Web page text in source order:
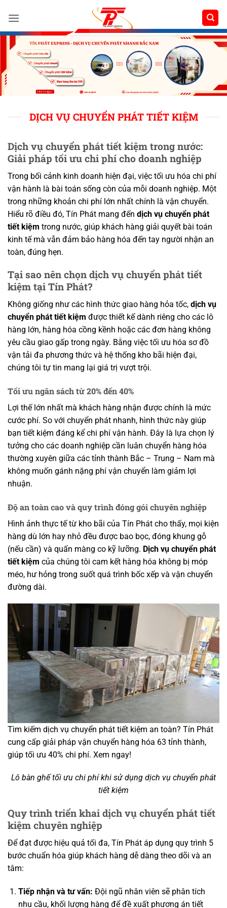
qua
nội
dung
DỊCH VỤ CHUYỂN PHÁT TIẾT KIỆM
Dịch vụ chuyển phát tiết kiệm trong nước:
Giải pháp tối ưu chi phí cho doanh nghiệp
Trong bối cảnh kinh doanh hiện đại, việc tối ưu hóa chi phí
vận hành là bài toán sống còn của mỗi doanh nghiệp. Một
trong những khoản chi phí lớn nhất chính là vận chuyển.
Hiểu rõ điều đó, Tín Phát mang đến dịch vụ chuyển phát
tiết kiệm trong nước, giúp khách hàng giải quyết bài toán
kinh tế mà vẫn đảm bảo hàng hóa đến tay người nhận an
toàn, đúng hẹn.
Tại sao nên chọn dịch vụ chuyển phát tiết
kiệm tại Tín Phát?
Không giống như các hình thức giao hàng hỏa tốc, dịch vụ
chuyển phát tiết kiệm được thiết kế dành riêng cho các lô
hàng lớn, hàng hóa cồng kềnh hoặc các đơn hàng không
yêu cầu giao gấp trong ngày. Bằng việc tối ưu hóa sơ đồ
vận tải đa phương thức và hệ thống kho bãi hiện đại,
chúng tôi tự tin mang lại giá trị vượt trội.
Tối ưu ngân sách từ 20% đến 40%
Lợi thế lớn nhất mà khách hàng nhận được chính là mức
cước phí. So với chuyển phát nhanh, hình thức này giúp
bạn tiết kiệm đáng kể chi phí vận hành. Đây là lựa chọn lý
tưởng cho các doanh nghiệp cần luân chuyển hàng hóa
thường xuyên giữa các tỉnh thành Bắc – Trung – Nam mà
không muốn gánh nặng phí vận chuyển làm giảm lợi
nhuận.
Độ an toàn cao và quy trình đóng gói chuyên nghiệp
Hình ảnh thực tế từ kho bãi của Tín Phát cho thấy, mọi kiện
hàng dù lớn hay nhỏ đều được bao bọc, đóng khung gỗ
(nếu cần) và quấn màng co kỹ lưỡng. Dịch vụ chuyển phát
tiết kiệm của chúng tôi cam kết hàng hóa không bị móp
méo, hư hỏng trong suốt quá trình bốc xếp và vận chuyển
đường dài.
Tìm kiếm dịch vụ chuyển phát tiết kiệm an toàn? Tín Phát
cung cấp giải pháp vận chuyển hàng hóa 63 tỉnh thành,
giúp tối ưu 40% chi phí. Xem ngay!
Lô bàn ghế tối ưu chi phí khi sử dụng dịch vụ chuyển phát
tiết kiệm
Quy trình triển khai dịch vụ chuyển phát tiết
kiệm chuyên nghiệp
Để đạt được hiệu quả tối đa, Tín Phát áp dụng quy trình 5
bước chuẩn hóa giúp khách hàng dễ dàng theo dõi và an
tâm:
Tiếp nhận và tư vấn: Đội ngũ nhân viên sẽ phân tích
nhu cầu, khối lượng hàng để đề xuất phương án tiết